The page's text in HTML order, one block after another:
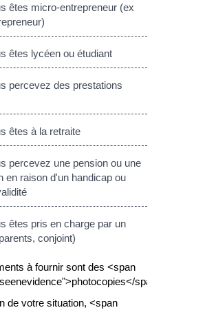
êtes micro-entrepreneur (ex
êtes lycéen ou étudiant
percevez des prestations
êtes à la retraite
percevez une pension ou une
en raison d'un handicap ou
êtes pris en charge par un
conjoint)
à fournir sont des <span
span>.
de votre situation, <span